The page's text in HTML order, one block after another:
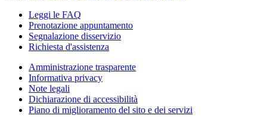
Leggi le FAQ
Prenotazione appuntamento
Segnalazione disservizio
Richiesta d'assistenza
Amministrazione trasparente
Informativa privacy
Note legali
Dichiarazione di accessibilità
Piano di miglioramento del sito e dei servizi